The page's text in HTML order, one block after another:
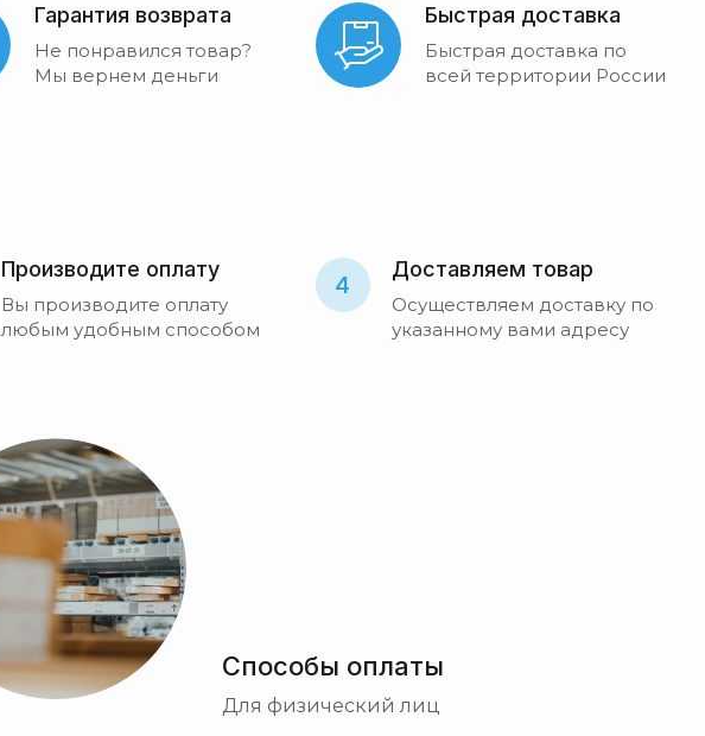
Гарантия возврата
Не понравился товар?
Мы вернем деньги
Быстрая доставка
Быстрая доставка по
всей территории России
Производите оплату
Вы производите оплату
любым удобным способом
4
Доставляем товар
Осуществляем доставку по
указанному вами адресу
Способы оплаты
Для физический лиц